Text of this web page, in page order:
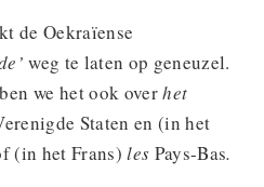
de Oekraïense
weg te laten op geneuzel.
we het ook overhet
Staten en (in het
(in het Frans) les Pays-Bas.